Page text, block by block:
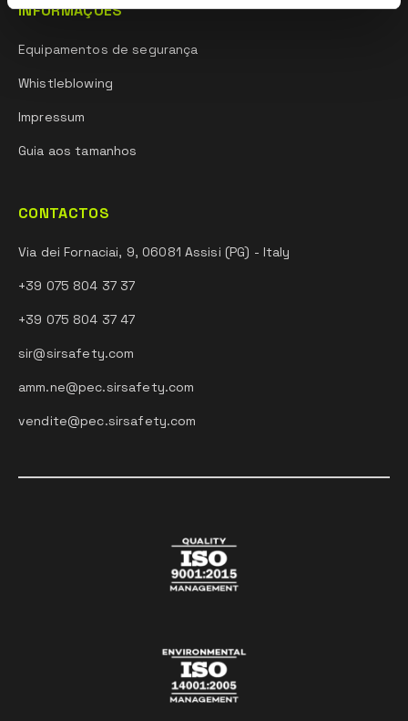
INFORMAÇÕES
Equipamentos de segurança
Whistleblowing
Impressum
Guia aos tamanhos
CONTACTOS
Via dei Fornaciai, 9, 06081 Assisi (PG) - Italy
+39 075 804 37 37
+39 075 804 37 47
sir@sirsafety.com
amm.ne@pec.sirsafety.com
vendite@pec.sirsafety.com